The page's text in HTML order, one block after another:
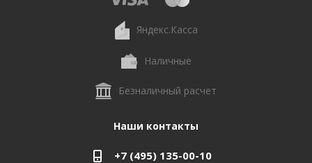
Яндекс.Касса
Наличные
Безналичный расчет
Наши контакты
+7 (495) 135-00-10